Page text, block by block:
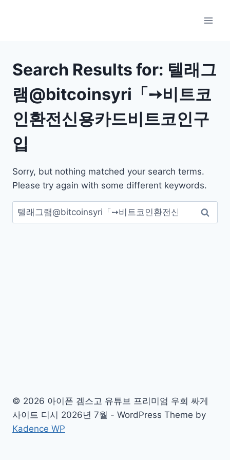
Search Results for: 텔래그
램@bitcoinsyri「➙비트코
인환전신용카드비트코인구
입
Sorry, but nothing matched your search terms.
Please try again with some different keywords.
검
색:
© 2026 아이폰 겜스고 유튜브 프리미엄 우회 싸게
사이트 디시 2026년 7월 - WordPress Theme by
Kadence WP